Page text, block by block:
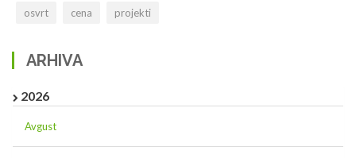
osvrt cena projekti
ARHIVA
2026
Avgust